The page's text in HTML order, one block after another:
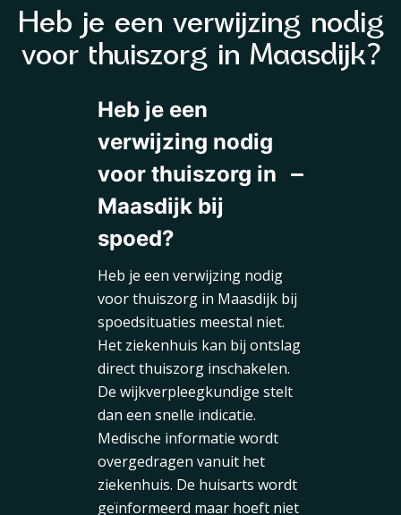
Heb je een verwijzing nodig
voor thuiszorg in Maasdijk?
Heb je een
verwijzing nodig
voor thuiszorg in
Maasdijk bij
spoed?
Heb je een verwijzing nodig
voor thuiszorg in Maasdijk bij
spoedsituaties meestal niet.
Het ziekenhuis kan bij ontslag
direct thuiszorg inschakelen.
De wijkverpleegkundige stelt
dan een snelle indicatie.
Medische informatie wordt
overgedragen vanuit het
ziekenhuis. De huisarts wordt
geïnformeerd maar hoeft niet